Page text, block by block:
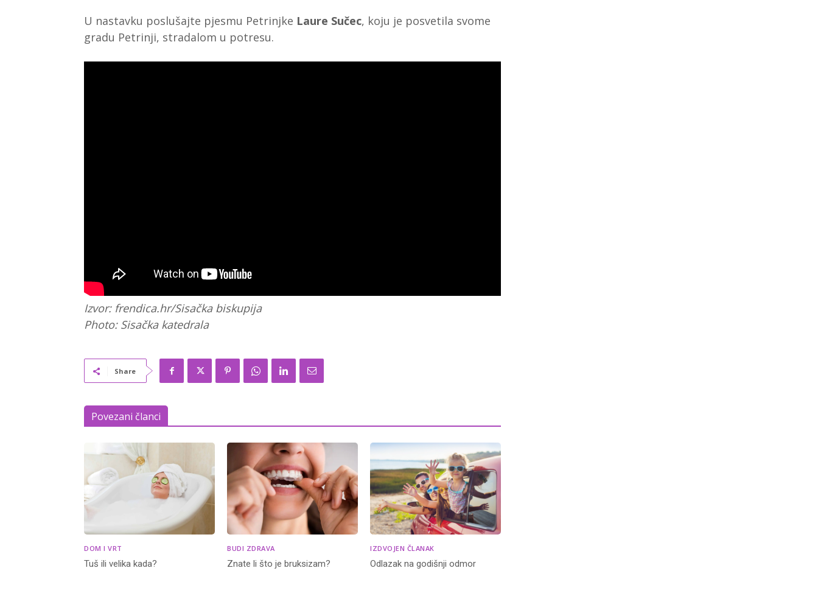
U nastavku poslušajte pjesmu Petrinjke Laure Sučec, koju je posvetila svome
gradu Petrinji, stradalom u potresu.
Izvor: frendica.hr/Sisačka biskupija
Photo: Sisačka katedrala
Share
Povezani članci
DOM I VRT
Tuš ili velika kada?
BUDI ZDRAVA
Znate li što je bruksizam?
IZDVOJEN ČLANAK
Odlazak na godišnji odmor